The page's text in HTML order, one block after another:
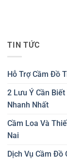
TIN TỨC
Hỗ Trợ Cầm Đồ
2 Lưu Ý Cần
Nhanh Nhất
Cầm Loa Và
Nai
Dịch Vụ Cầm Đồ